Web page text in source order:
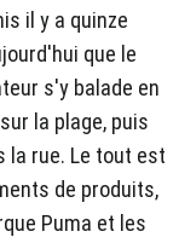
il y a quinze
que le
s'y balade en
la plage, puis
la rue. Le tout est
de produits,
Puma et les